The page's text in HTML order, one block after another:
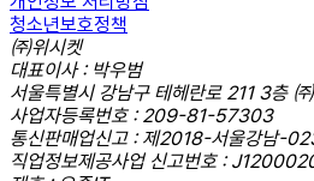
청소년보호정책
㈜위시켓
대표이사 : 박우범
서울특별시 강남구 테헤란로 211 3층
사업자등록번호 : 209-81-57303
통신판매업신고 : 제2018-서울강남-
직업정보제공사업 신고번호 :